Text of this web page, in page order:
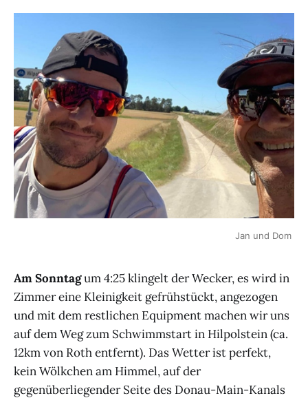
Jan und Dom
Am Sonntagum 4:25 klingelt der Wecker, es wird in
Zimmer eine Kleinigkeit gefrühstückt, angezogen
und mit dem restlichen Equipment machen wir uns
auf dem Weg zum Schwimmstart in Hilpolstein (ca.
12km von Roth entfernt). Das Wetter ist perfekt,
kein Wölkchen am Himmel, auf der
gegenüberliegender Seite des Donau-Main-Kanals